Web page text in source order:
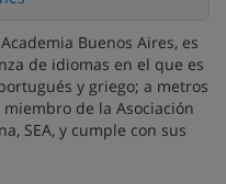
Buenos Aires, es
de idiomas en el que es
y griego; a metros
miembro de la Asociación
SEA, y cumple con sus